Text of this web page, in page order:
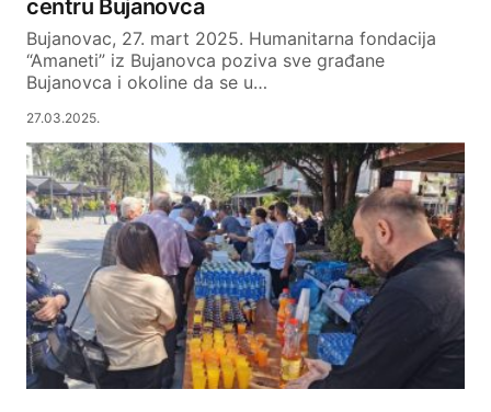
centru Bujanovca
Bujanovac, 27. mart 2025. Humanitarna fondacija
“Amaneti” iz Bujanovca poziva sve građane
Bujanovca i okoline da se u…
27.03.2025.